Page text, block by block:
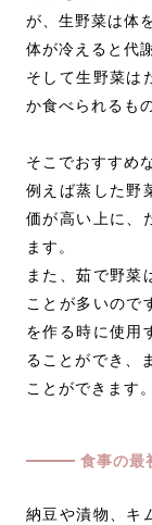
が、生野菜は体
体が冷えると代
そして生野菜は
か食べられるも
そこでおすすめ
例えば蒸した野
価が高い上に、
ます。
また、茹で野菜
ことが多いので
を作る時に使用
ることができ、
ことができます。
食事の最
納豆や漬物、キ